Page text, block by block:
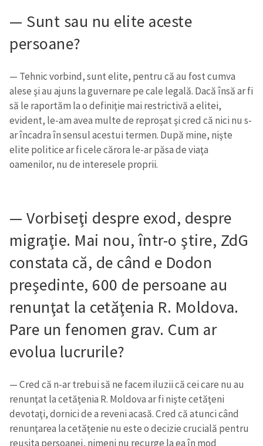
— Sunt sau nu elite aceste
persoane?
— Tehnic vorbind, sunt elite, pentru că au fost cumva
alese şi au ajuns la guvernare pe cale legală. Dacă însă ar fi
să le raportăm la o definiţie mai restrictivă a elitei,
evident, le-am avea multe de reproşat şi cred că nici nu s-
ar încadra în sensul acestui termen. După mine, nişte
elite politice ar fi cele cărora le-ar păsa de viaţa
oamenilor, nu de interesele proprii.
— Vorbiseţi despre exod, despre
migraţie. Mai nou, într-o ştire, ZdG
constata că, de când e Dodon
preşedinte, 600 de persoane au
renunţat la cetăţenia R. Moldova.
Pare un fenomen grav. Cum ar
evolua lucrurile?
— Cred că n-ar trebui să ne facem iluzii că cei care nu au
renunţat la cetăţenia R. Moldova ar fi nişte cetăţeni
devotaţi, dornici de a reveni acasă. Cred că atunci când
renunţarea la cetăţenie nu este o decizie crucială pentru
reuşita persoanei, nimeni nu recurge la ea în mod